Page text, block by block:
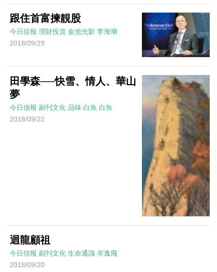
跟住首富揀靚股
今日信報 理財投資 金池光影 李海潮
2018/09/29
田學森──快雪、情人、華山
夢
今日信報 副刊文化 品味‧白魚 白魚
2018/09/22
迴龍顧祖
今日信報 副刊文化 生命通識 岑逸飛
2018/09/20